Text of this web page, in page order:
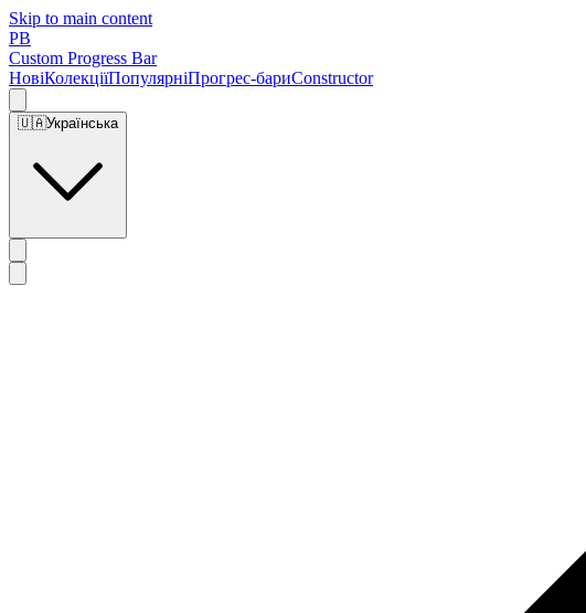
Skip to main content
PB
Custom Progress Bar
НовіКолекціїПопулярніПрогрес-бариConstructor
🇺🇦Українська